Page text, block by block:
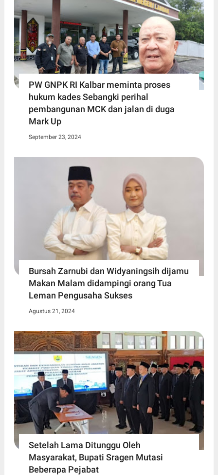
PW GNPK RI Kalbar meminta proses
hukum kades Sebangki perihal
pembangunan MCK dan jalan di duga
Mark Up
September 23, 2024
Bursah Zarnubi dan Widyaningsih dijamu
Makan Malam didampingi orang Tua
Leman Pengusaha Sukses
Agustus 21, 2024
Setelah Lama Ditunggu Oleh
Masyarakat, Bupati Sragen Mutasi
Beberapa Pejabat